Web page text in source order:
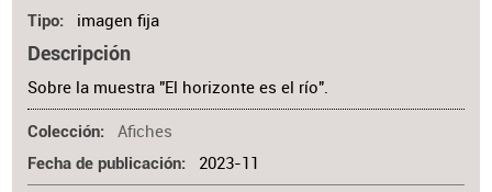
Tipo imagen fija
Descripción
Sobre la muestra "El horizonte es el río".
Colección Afiches
Fecha de publicación 2023-11